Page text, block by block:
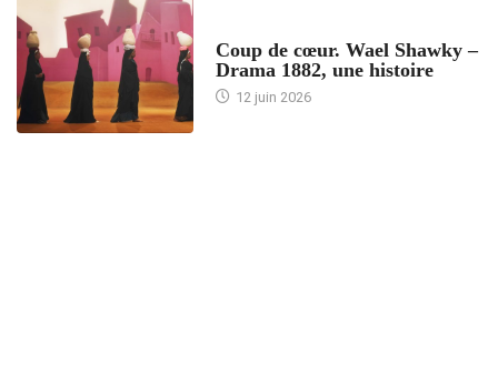
Coup de cœur. Wael Shawky –
Drama 1882, une histoire
12 juin 2026